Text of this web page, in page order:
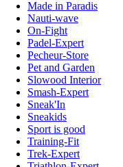
Made in Paradis
Nauti-wave
On-Fight
Padel-Expert
Pecheur-Store
Pet and Garden
Slowood Interior
Smash-Expert
Sneak'In
Sneakids
Sport is good
Training-Fit
Trek-Expert